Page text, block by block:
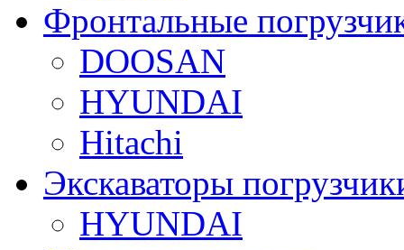
Фронтальные
DOOSAN
HYUNDAI
Hitachi
Экскаваторы
HYUNDAI